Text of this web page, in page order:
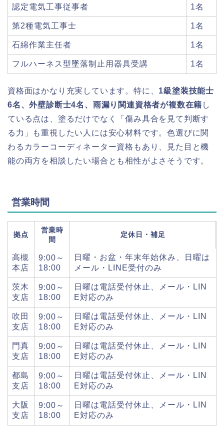
認定電気工事従事者 1名
第2種電気工事士 1名
石綿作業主任者 1名
フルハーネス型墜落制止用器具受講 1名
資格面はかなり充実しています。特に、 1級塗装技能士
6名、外壁診断士4名、雨漏り関連資格者が複数在籍 し
ている点は、塗るだけでなく「傷み具合を見て判断す
る力」も重視したい人には安心材料です。色選びに関
わるカラーコーディネーター資格もあり、見た目と機
能の両方を相談したい場合とも相性がよさそうです。
営業時間
拠点
営業時
間
定休日・補足
高槻
本店
9:00～
18:00
日曜・お盆・年末年始休み、日曜は
メール・LINE受付のみ
茨木
支店
9:00～
18:00
日曜は電話受付休止、メール・LIN
E対応のみ
吹田
支店
9:00～
18:00
日曜は電話受付休止、メール・LIN
E対応のみ
門真
支店
9:00～
18:00
日曜は電話受付休止、メール・LIN
E対応のみ
都島
支店
9:00～
18:00
日曜は電話受付休止、メール・LIN
E対応のみ
大阪
支店
9:00～
18:00
日曜は電話受付休止、メール・LIN
E対応のみ